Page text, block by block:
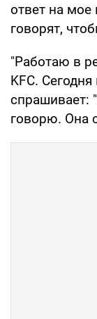
ответ на мое
говорят,
"Работаю в
KFC.
спрашивает:
говорю. Она